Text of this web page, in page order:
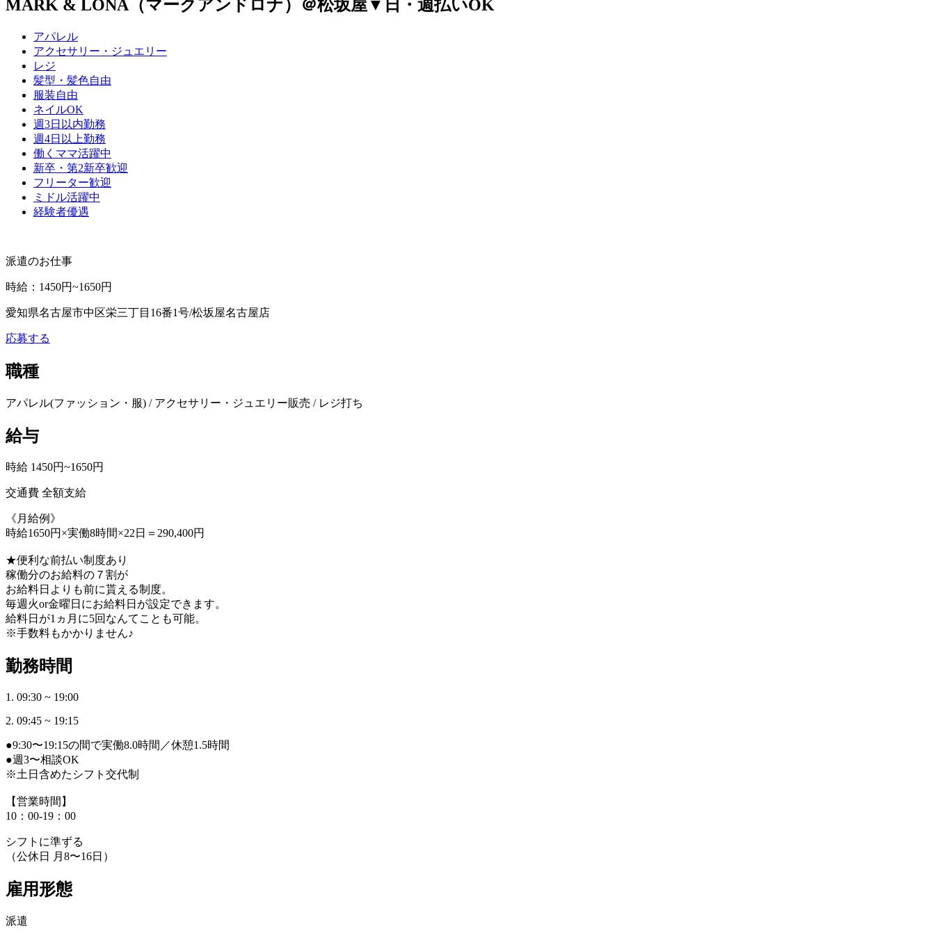
MARK & LONA（マークアンドロナ）＠松坂屋▼日・週払いOK
アパレル
アクセサリー・ジュエリー
レジ
髪型・髪色自由
服装自由
ネイルOK
週3日以内勤務
週4日以上勤務
働くママ活躍中
新卒・第2新卒歓迎
フリーター歓迎
ミドル活躍中
経験者優遇
派遣のお仕事
時給 ： 1450円~1650円
愛知県名古屋市中区栄三丁目16番1号/松坂屋名古屋店
応募する
職種
アパレル(ファッション・服) / アクセサリー・ジュエリー販売 / レジ打ち
給与
時給 1450円~1650円
交通費 全額支給
《月給例》
時給1650円×実働8時間×22日＝290,400円
★便利な前払い制度あり
稼働分のお給料の７割が
お給料日よりも前に貰える制度。
毎週火or金曜日にお給料日が設定できます。
給料日が1ヵ月に5回なんてことも可能。
※手数料もかかりません♪
勤務時間
1. 09:30 ~ 19:00
2. 09:45 ~ 19:15
●9:30〜19:15の間で実働8.0時間／休憩1.5時間
●週3〜相談OK
※土日含めたシフト交代制
【営業時間】
10：00-19：00
シフトに準ずる
（公休日 月8〜16日）
雇用形態
派遣